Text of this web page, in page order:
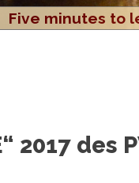
Five minutes to
2017 des